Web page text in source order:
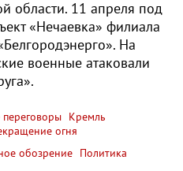
области. 11 апреля под
«Нечаевка» филиала
На
военные атаковали
Кремль
огня
обозрение Политика